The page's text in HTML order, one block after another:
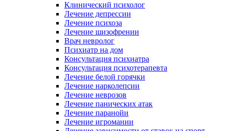
Клинический психолог
Лечение депрессии
Лечение психоза
Лечение шизофрении
Врач невролог
Психиатр на дом
Консультация психиатра
Консультация психотерапевта
Лечение белой горячки
Лечение нарколепсии
Лечение неврозов
Лечение панических атак
Лечение паранойи
Лечение игромании